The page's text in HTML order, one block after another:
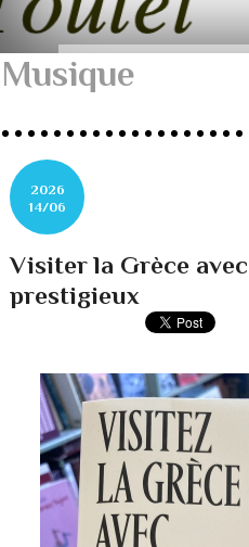
Musique
2026
14/06
Visiter la Grèce
prestigieux